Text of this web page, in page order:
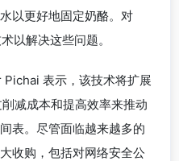
以更好地固定奶酪。对
以解决这些问题。
表示，该技术将扩展
减成本和提高效率来推动
表。尽管面临越来越多的
收购，包括对网络安全公